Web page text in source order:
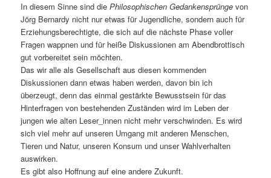
In diesem Sinne sind diePhilosophischen Gedankensprünge von
Jörg Bernardy nicht nur etwas für Jugendliche, sondern auch für
Erziehungsberechtigte, die sich auf die nächste Phase voller
Fragen wappnen und für heiße Diskussionen am Abendbrottisch
gut vorbereitet sein möchten.
Das wir alle als Gesellschaft aus diesen kommenden
Diskussionen dann etwas haben werden, davon bin ich
überzeugt, denn das einmal gestärkte Bewusstsein für das
Hinterfragen von bestehenden Zuständen wird im Leben der
jungen wie alten Leser_innen nicht mehr verschwinden. Es wird
sich viel mehr auf unseren Umgang mit anderen Menschen,
Tieren und Natur, unseren Konsum und unser Wahlverhalten
auswirken.
Es gibt also Hoffnung auf eine andere Zukunft.